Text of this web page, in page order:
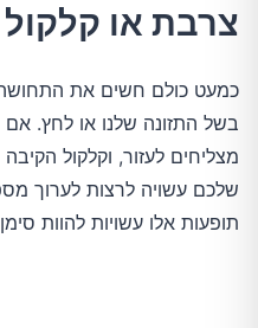
צרבת או
כמעט כולם חשים את
בשל התזונה שלנו או לחץ. אם
מצליחים לעזור, וקלקול
שלכם עשויה לרצות לערוך
תופעות אלו עשויות להוות